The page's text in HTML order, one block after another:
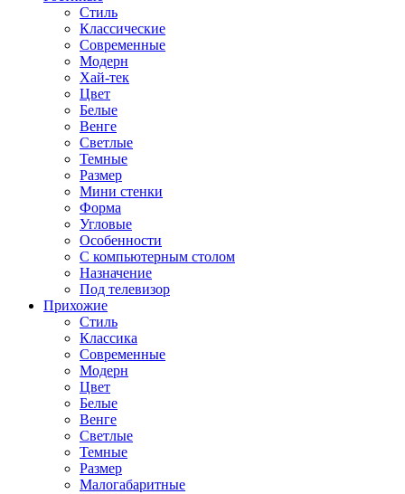
Стиль
Классические
Современные
Модерн
Хай-тек
Цвет
Белые
Венге
Светлые
Темные
Размер
Мини стенки
Форма
Угловые
Особенности
С компьютерным столом
Назначение
Под телевизор
Прихожие
Стиль
Классика
Современные
Модерн
Цвет
Белые
Венге
Светлые
Темные
Размер
Малогабаритные